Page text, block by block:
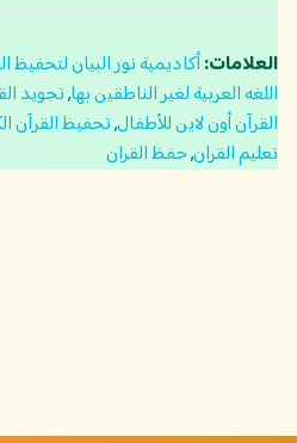
العلامات:أكاديمية نور البيان
اللغه العربية لغير الناطقين بها,تجويد
القرآن أون لاين للأطفال,تحفيظ القرآن
تعليم القران,حفظ القران